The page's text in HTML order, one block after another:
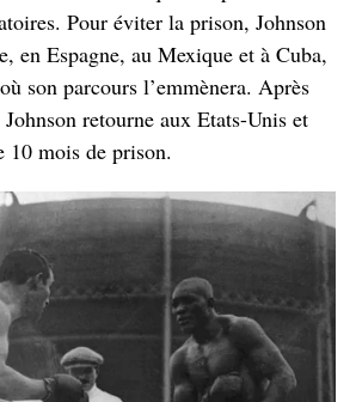
Pour éviter la prison, Johnson
en Espagne, au Mexique et à Cuba,
son parcours l’emmènera. Après
retourne aux Etats-Unis et
10 mois de prison.